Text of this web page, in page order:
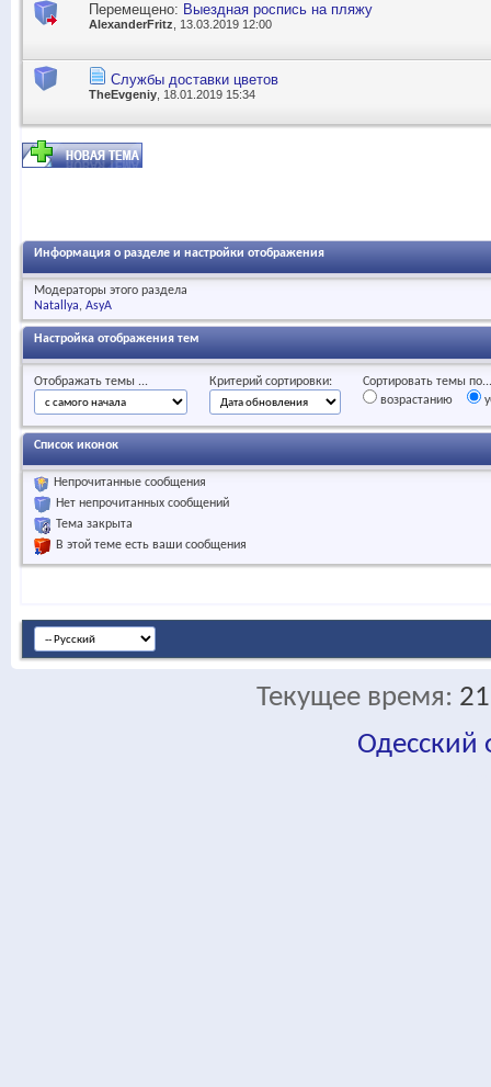
Перемещено: Выездная роспись на пляжу
AlexanderFritz , 13.03.2019 12:00
Службы доставки цветов
TheEvgeniy , 18.01.2019 15:34
Информация о разделе и настройки отображения
Модераторы этого раздела
Natallya AsyA
Настройка отображения тем
Отображать темы ... Критерий сортировки:
Сортировать темы по...
возрастанию
Список иконок
Непрочитанные сообщения
Нет непрочитанных сообщений
Тема закрыта
В этой теме есть ваши сообщения
Текущее время:
Одесский